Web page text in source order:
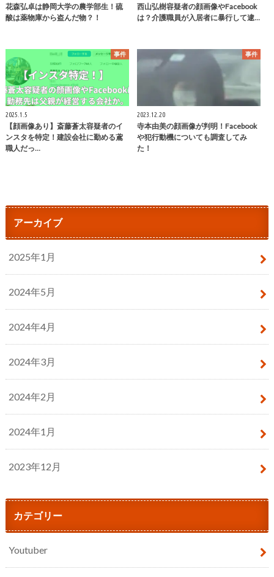
花森弘卓は静岡大学の農学部生！硫
酸は薬物庫から盗んだ物？！
西山弘樹容疑者の顔画像やFacebook
は？介護職員が入居者に暴行して逮…
事件
2025.1.5
【顔画像あり】斎藤蒼太容疑者のイ
ンスタを特定！建設会社に勤める鳶
職人だっ…
事件
2023.12.20
寺本由美の顔画像が判明！Facebook
や犯行動機についても調査してみ
た！
アーカイブ
2025年1月
2024年5月
2024年4月
2024年3月
2024年2月
2024年1月
2023年12月
カテゴリー
Youtuber